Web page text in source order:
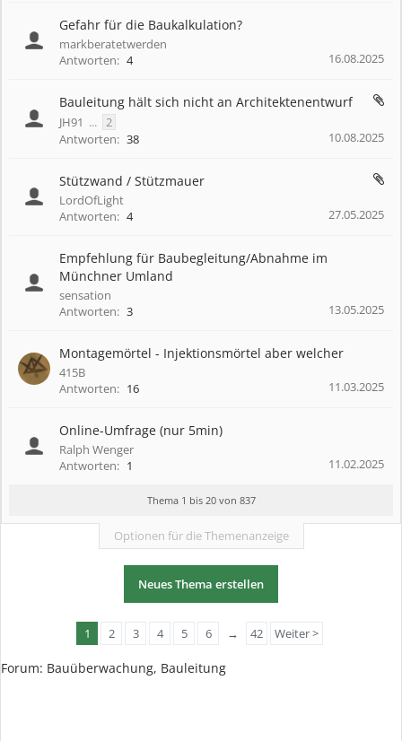
Gefahr für die Baukalkulation?
markberatetwerden
Antworten: 4 16.08.2025
Bauleitung hält sich nicht an Architektenentwurf
JH91 ... 2
Antworten: 38 10.08.2025
Stützwand / Stützmauer
LordOfLight
Antworten: 4 27.05.2025
Empfehlung für Baubegleitung/Abnahme im
Münchner Umland
sensation
Antworten: 3 13.05.2025
Montagemörtel - Injektionsmörtel aber welcher
415B
Antworten: 16 11.03.2025
Online-Umfrage (nur 5min)
Ralph Wenger
Antworten: 1 11.02.2025
Thema 1 bis 20 von 837
Optionen für die Themenanzeige
Neues Thema erstellen
1 2 3 4 5 6 → 42 Weiter >
Forum: Bauüberwachung, Bauleitung